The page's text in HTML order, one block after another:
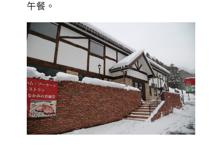
午餐。